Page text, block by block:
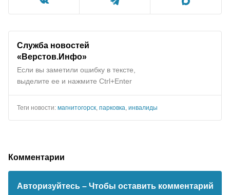
Служба новостей
«Верстов.Инфо»
Если вы заметили ошибку в тексте,
выделите ее и нажмите Ctrl+Enter
Теги новости: магнитогорск парковка инвалиды
Комментарии
Авторизуйтесь – Чтобы оставить комментарий